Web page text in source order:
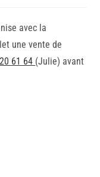
avec la
une vente de
61 64 (Julie) avant